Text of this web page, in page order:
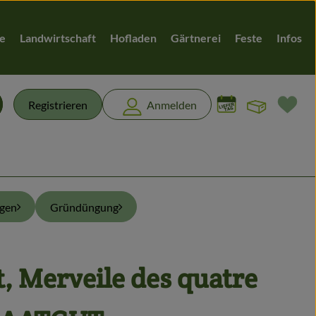
Landwirtschaft Hofladen Gärtnerei Feste Infos
Registrieren Anmelden
Gründüngung
Merveile des quatre